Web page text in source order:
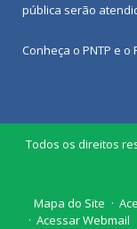
pública serão
Conheça o PNTP e o
Todos os direitos
Mapa do Site
Acessar Webmail